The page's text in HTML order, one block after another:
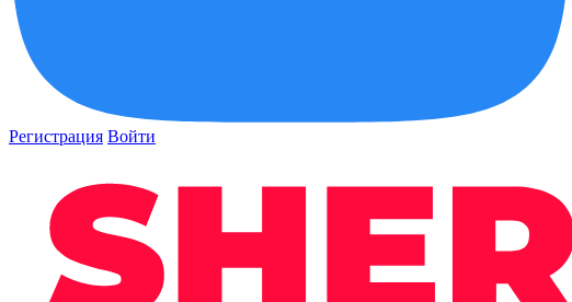
Регистрация Войти